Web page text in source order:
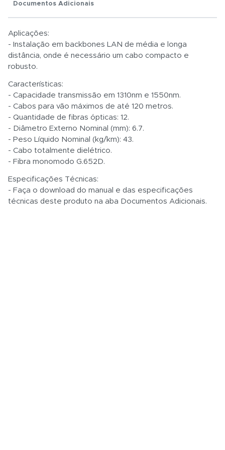
R$ 0,01
Documentos Adicionais
Aplicações:
- Instalação em backbones LAN de média e longa
distância, onde é necessário um cabo compacto e
robusto.
Características:
- Capacidade transmissão em 1310nm e 1550nm.
- Cabos para vão máximos de até 120 metros.
- Quantidade de fibras ópticas: 12.
- Diâmetro Externo Nominal (mm): 6.7.
- Peso Líquido Nominal (kg/km): 43.
- Cabo totalmente dielétrico.
- Fibra monomodo G.652D.
Especificações Técnicas:
- Faça o download do manual e das especificações
técnicas deste produto na aba Documentos Adicionais.